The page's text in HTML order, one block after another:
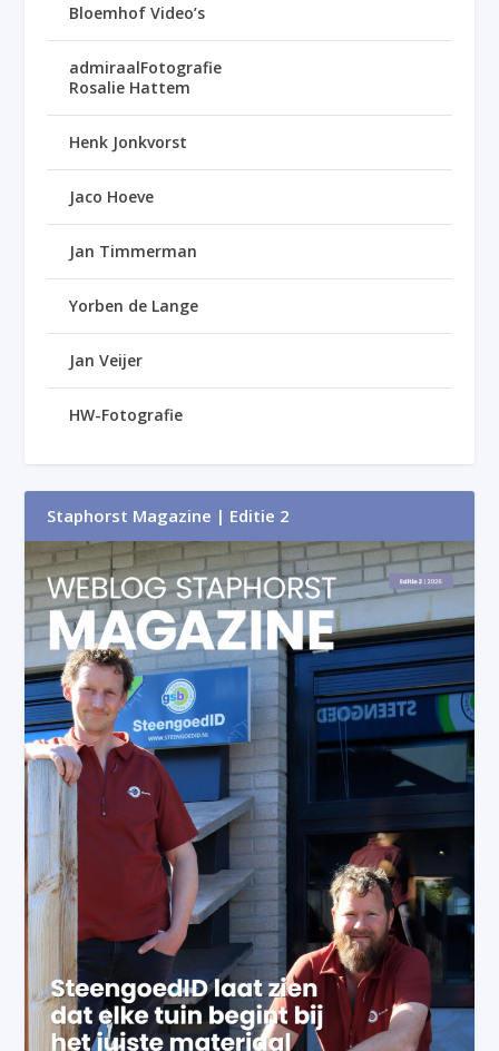
Bloemhof Video’s
admiraalFotografie
Rosalie Hattem
Henk Jonkvorst
Jaco Hoeve
Jan Timmerman
Yorben de Lange
Jan Veijer
HW-Fotografie
Staphorst Magazine | Editie 2